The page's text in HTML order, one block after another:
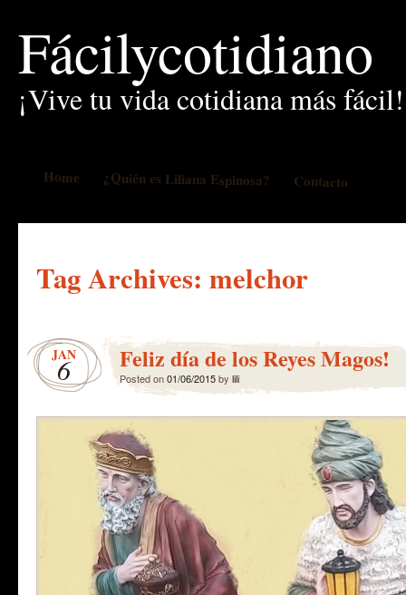
Fácilycotidiano
¡Vive tu vida cotidiana más fácil!
Home ¿Quién es Liliana Espinosa? Contacto
Tag Archives: melchor
JAN
6 Feliz día de los Reyes Magos!
Posted on01/06/2015by lili